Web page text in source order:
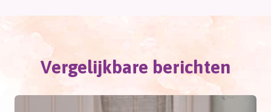
Vergelijkbare berichten